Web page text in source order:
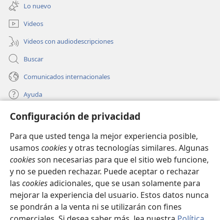
Configuración de privacidad
Para que usted tenga la mejor experiencia posible,
usamos cookiesy otras tecnologías similares. Algunas
cookiesson necesarias para que el sitio web funcione,
y no se pueden rechazar. Puede aceptar o rechazar
las cookiesadicionales, que se usan solamente para
mejorar la experiencia del usuario. Estos datos nunca
se pondrán a la venta ni se utilizarán con fines
en cada versículo y para
Salmo 23:1, 2
14, 15,
2 Corintios 1:3, 4
Filipenses 4:6, 7
1 Pedro 5:6, 7
Investigue por qué pasan cosas
ventana)
una
nueva
ventana)
Lo nuevo
Videos
Videos con audiodescripciones
Buscar
Comunicados internacionales
Ayuda
Donaciones
una
nueva
ventana)
BIBLIOTECA EN LÍNEA Watchtower™
(abre
una
nueva
ventana)
JW Hub
(abre
una
nueva
ventana)
JW Library ®